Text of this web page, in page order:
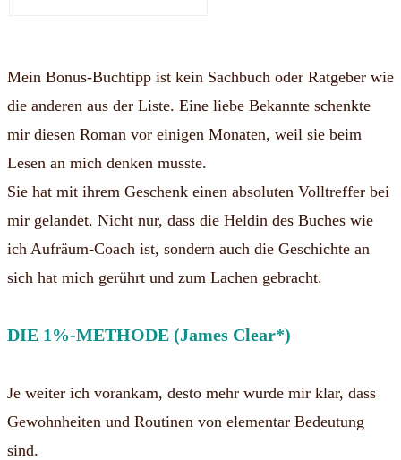
Mein Bonus-Buchtipp ist kein Sachbuch oder Ratgeber wie
die anderen aus der Liste. Eine liebe Bekannte schenkte
mir diesen Roman vor einigen Monaten, weil sie beim
Lesen an mich denken musste.
Sie hat mit ihrem Geschenk einen absoluten Volltreffer bei
mir gelandet. Nicht nur, dass die Heldin des Buches wie
ich Aufräum-Coach ist, sondern auch die Geschichte an
sich hat mich gerührt und zum Lachen gebracht.
DIE 1%-METHODE (James Clear*)
Je weiter ich vorankam, desto mehr wurde mir klar, dass
Gewohnheiten und Routinen von elementar Bedeutung
sind.